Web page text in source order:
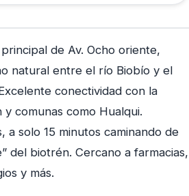
de Av. Ocho oriente,
natural entre el río Biobío y el
conectividad con la
comunas como Hualqui.
a solo 15 minutos caminando de
del biotrén. Cercano a farmacias,
y más.